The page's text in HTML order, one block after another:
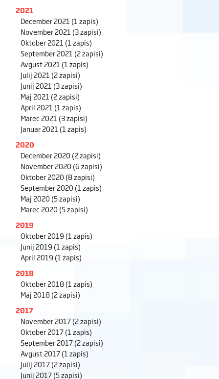
2021
December 2021 (1 zapis)
November 2021 (3 zapisi)
Oktober 2021 (1 zapis)
September 2021 (2 zapisi)
Avgust 2021 (1 zapis)
Julij 2021 (2 zapisi)
Junij 2021 (3 zapisi)
Maj 2021 (2 zapisi)
April 2021 (1 zapis)
Marec 2021 (3 zapisi)
Januar 2021 (1 zapis)
2020
December 2020(2 zapisi)
November 2020(6 zapisi)
Oktober 2020(8 zapisi)
September 2020(1 zapis)
Maj 2020(5 zapisi)
Marec 2020(5 zapisi)
2019
Oktober 2019 (1 zapis)
Junij 2019 (1 zapis)
April 2019 (1 zapis)
2018
Oktober 2018(1 zapis)
Maj 2018(2 zapisi)
2017
November 2017(2 zapisi)
Oktober 2017(1 zapis)
September 2017(2 zapisi)
Avgust 2017(1 zapis)
Julij 2017(2 zapisi)
Junij 2017(5 zapisi)